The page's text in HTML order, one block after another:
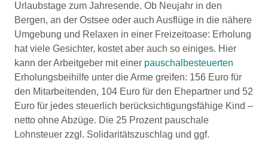
Urlaubstage zum Jahresende. Ob Neujahr in den
Bergen, an der Ostsee oder auch Ausflüge in die nähere
Umgebung und Relaxen in einer Freizeitoase: Erholung
hat viele Gesichter, kostet aber auch so einiges. Hier
kann der Arbeitgeber mit einer pauschalbesteuerten
Erholungsbeihilfe unter die Arme greifen: 156 Euro für
den Mitarbeitenden, 104 Euro für den Ehepartner und 52
Euro für jedes steuerlich berücksichtigungsfähige Kind –
netto ohne Abzüge. Die 25 Prozent pauschale
Lohnsteuer zzgl. Solidaritätszuschlag und ggf.